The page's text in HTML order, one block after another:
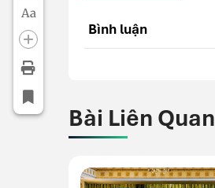
Aa
Bình luận
Bài Liên Quan